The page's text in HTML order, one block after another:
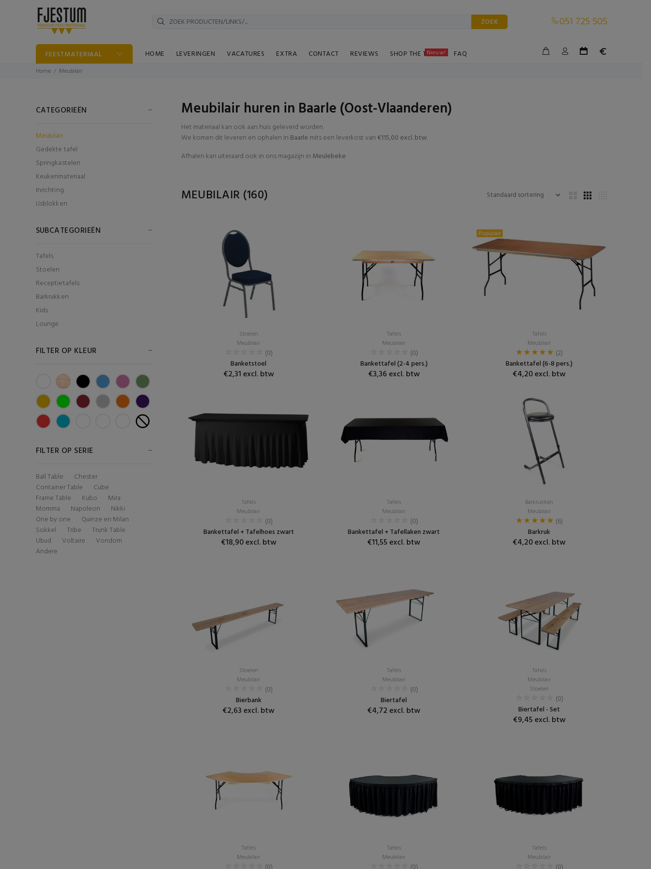
ZOEK 051 725 505
FEESTMATERIAAL HOME LEVERINGEN VACATURES EXTRA CONTACT REVIEWS SHOP THE TABLE
Nieuw! FAQ
Home Meubilair
CATEGORIEËN
Meubilair
Gedekte tafel
Springkastelen
Keukenmateriaal
Inrichting
IJsblokken
SUBCATEGORIEËN
Tafels
Stoelen
Receptietafels
Barkrukken
Kids
Lounge
FILTER OP KLEUR
FILTER OP SERIE
Ball Table
Chester
Container Table
Cube
Frame Table
Kubo
Mira
Momma
Napoleon
Nikki
One by one
Quinze en Milan
Sokkel
Tribe
Trunk Table
Ubud
Voltaire
Vondom
Andere
Meubilair huren in Baarle (Oost-Vlaanderen)
Het materiaal kan ook aan huis geleverd worden.
We komen dit leveren en ophalen In Baarle mits een leverkost van€115,00 excl. btw.
Afhalen kan uiteraard ook in ons magazijn in Meulebeke
MEUBILAIR (160)
Stoelen
Meubilair
(0)
Banketstoel
€2,31 excl. btw
Tafels
Meubilair
(0)
Bankettafel (2-4 pers.)
€3,36 excl. btw
Populair
Tafels
Meubilair
(2)
Bankettafel (6-8 pers.)
€4,20 excl. btw
Tafels
Meubilair
(0)
Bankettafel + Tafelhoes zwart
€18,90 excl. btw
Tafels
Meubilair
(0)
Bankettafel + Tafellaken zwart
€11,55 excl. btw
Barkrukken
Meubilair
(6)
Barkruk
€4,20 excl. btw
Stoelen
Meubilair
(0)
Bierbank
€2,63 excl. btw
Tafels
Meubilair
(0)
Biertafel
€4,72 excl. btw
Tafels
Meubilair
Stoelen
(0)
Biertafel - Set
€9,45 excl. btw
Tafels
Meubilair
Tafels
Meubilair
Tafels
Meubilair